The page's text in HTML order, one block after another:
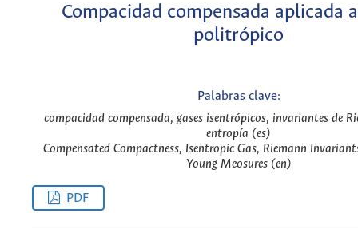
Compacidad compensada aplicada
politrópico
Palabras clave:
compacidad compensada, gases isentrópicos, invariantes de
entropía (es)
Compensated Compactness, Isentropic Gas, Riemann
Young Meosures (en)
PDF